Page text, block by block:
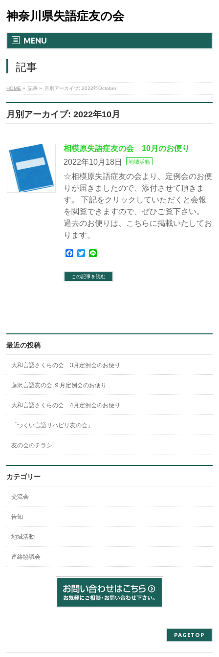
神奈川県失語症友の会
MENU
記事
HOME » 記事 » 月別アーカイブ: 2022年October
月別アーカイブ: 2022年10月
相模原失語症友の会 10月のお便り
2022年10月18日
地域活動
☆相模原失語症友の会より、定例会のお便
りが届きましたので、添付させて頂きま
す。 下記をクリックしていただくと会報
を閲覧できますので、ぜひご覧下さい。
過去のお便りは、こちらに掲載いたしてお
ります。
Facebook
Twitter
この記事を読む
最近の投稿
大和言語さくらの会 3月定例会のお便り
藤沢言語友の会 ９月定例会のお便り
大和言語さくらの会 4月定例会のお便り
「つくい言語リハビリ友の会」
友の会のチラシ
カテゴリー
交流会
告知
地域活動
連絡協議会
PAGETOP